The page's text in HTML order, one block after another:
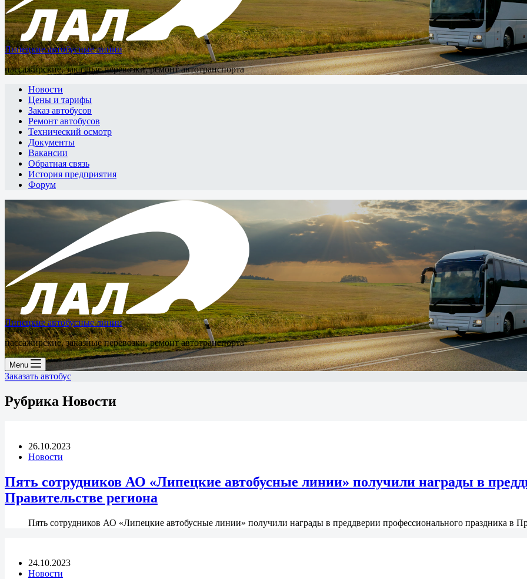
Липецкие автобусные линии
пассажирские, заказные перевозки, ремонт автотранспорта
Новости
Цены и тарифы
Заказ автобусов
Ремонт автобусов
Технический осмотр
Документы
Вакансии
Обратная связь
История предприятия
Форум
Липецкие автобусные линии
пассажирские, заказные перевозки, ремонт автотранспорта
Menu
Заказать автобус
Рубрика Новости
26.10.2023
Новости
Пять сотрудников АО «Липецкие автобусные линии» получили награды в
Правительстве региона
Пять сотрудников АО «Липецкие автобусные линии» получили награды в преддверии профессионального праздника в
24.10.2023
Новости